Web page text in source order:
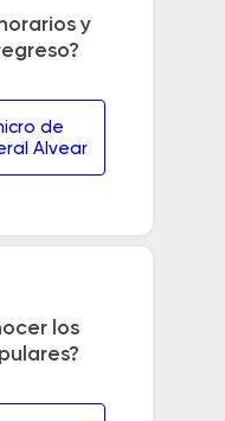
y
de
Alvear
los